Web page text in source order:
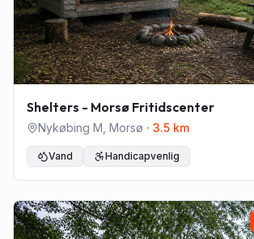
Shelters - Morsø Fritidscenter
Nykøbing M Morsø · 3.5 km
Vand Handicapvenlig